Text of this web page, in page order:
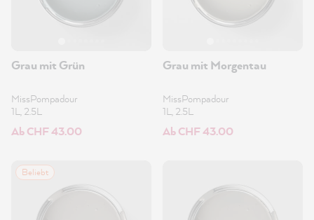
Grau mit Grün
MissPompadour
1L, 2.5L
Ab CHF 43.00
Grau mit Morgentau
MissPompadour
1L, 2.5L
Ab CHF 43.00
Beliebt